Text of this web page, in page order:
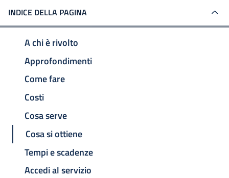
INDICE DELLA PAGINA
A chi è rivolto
Approfondimenti
Come fare
Costi
Cosa serve
Cosa si ottiene
Tempi e scadenze
Accedi al servizio